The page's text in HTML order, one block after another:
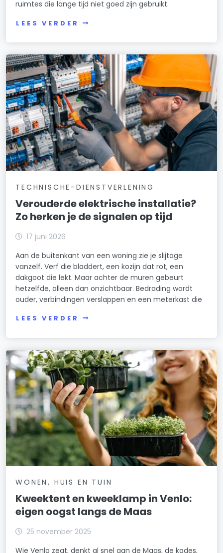
ruimtes die lange tijd niet goed zijn gebruikt.
LEES VERDER
TECHNISCHE-DIENSTVERLENING
Verouderde elektrische installatie?
Zo herken je de signalen op tijd
17 juni 2026
Aan de buitenkant van een woning zie je slijtage
vanzelf. Verf die bladdert, een kozijn dat rot, een
dakgoot die lekt. Maar achter de muren gebeurt
hetzelfde, alleen dan onzichtbaar. Bedrading wordt
ouder, verbindingen verslappen en een meterkast die
LEES VERDER
WONEN, HUIS EN TUIN
Kweektent en kweeklamp in Venlo:
eigen oogst langs de Maas
25 november 2025
Wie Venlo zegt, denkt al snel aan de Maas, de kades,